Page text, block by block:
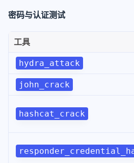
密码与认证测试
工具
hydra_attack
john_crack
hashcat_crack